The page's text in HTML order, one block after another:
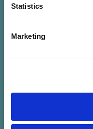
Statistics
Marketing
HIPERKARMA
Múzeum - Taliándörögd